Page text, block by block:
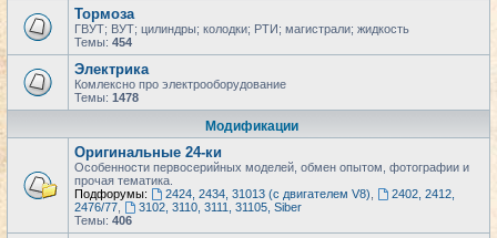
Тормоза
ГВУТ; ВУТ; цилиндры; колодки; РТИ; магистрали; жидкость
Темы: 454
Электрика
Комлексно про электрооборудование
Темы: 1478
Модификации
Оригинальные 24-ки
Особенности первосерийных моделей, обмен опытом, фотографии и
прочая тематика.
Подфорумы:
2424, 2434, 31013 (с двигателем V8)
2402, 2412,
2476/77
3102, 3110, 3111, 31105, Siber
Темы: 406